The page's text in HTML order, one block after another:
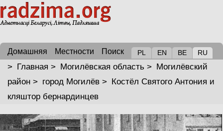
PL EN BE RU
Домашняя Местности Поиск
> Главная > Могилёвская область > Могилёвский
район > город Могилёв > Костёл Святого Антония и
кляштор бернардинцев